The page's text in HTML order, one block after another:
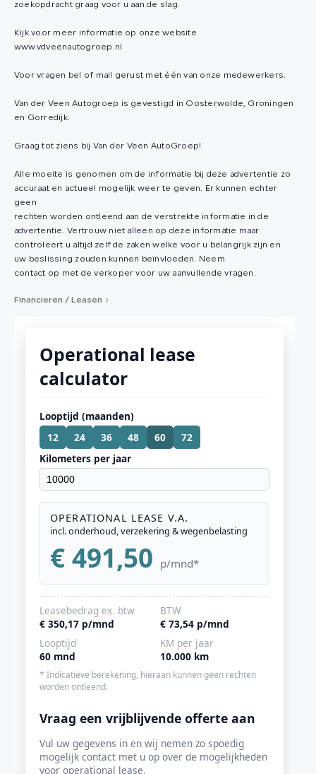
zoekopdracht graag voor u aan de slag.
Kijk voor meer informatie op onze website
www.vdveenautogroep.nl
Voor vragen bel of mail gerust met één van onze medewerkers.
Van der Veen Autogroep is gevestigd in Oosterwolde, Groningen
en Gorredijk.
Graag tot ziens bij Van der Veen AutoGroep!
Alle moeite is genomen om de informatie bij deze advertentie zo
accuraat en actueel mogelijk weer te geven. Er kunnen echter
geen
rechten worden ontleend aan de verstrekte informatie in de
advertentie. Vertrouw niet alleen op deze informatie maar
controleert u altijd zelf de zaken welke voor u belangrijk zijn en
uw beslissing zouden kunnen beïnvloeden. Neem
contact op met de verkoper voor uw aanvullende vragen.
Financieren / Leasen